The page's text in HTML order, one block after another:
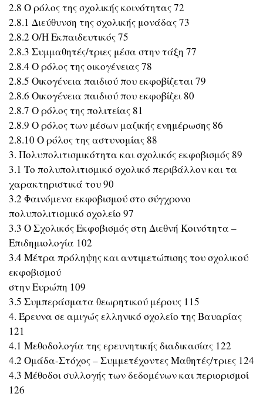
2.8 Ο ρόλος της σχολικής κοινότητας 72
2.8.1 Διεύθυνση της σχολικής μονάδας 73
2.8.2 Ο/Η Εκπαιδευτικός 75
2.8.3 Συμμαθητές/τριες μέσα στην τάξη 77
2.8.4 Ο ρόλος της οικογένειας 78
2.8.5 Οικογένεια παιδιού που εκφοβίζεται 79
2.8.6 Οικογένεια παιδιού που εκφοβίζει 80
2.8.7 Ο ρόλος της πολιτείας 81
2.8.9 Ο ρόλος των μέσων μαζικής ενημέρωσης 86
2.8.10 Ο ρόλος της αστυνομίας 88
3. Πολυπολιτισμικότητα και σχολικός εκφοβισμός 89
3.1 Το πολυπολιτισμικό σχολικό περιβάλλον και τα
χαρακτηριστικά του 90
3.2 Φαινόμενα εκφοβισμού στο σύγχρονο
πολυπολιτισμικό σχολείο 97
3.3 Ο Σχολικός Εκφοβισμός στη Διεθνή Κοινότητα –
Επιδημιολογία 102
3.4 Μέτρα πρόληψης και αντιμετώπισης του σχολικού
εκφοβισμού
στην Ευρώπη 109
3.5 Συμπεράσματα θεωρητικού μέρους 115
4. Έρευνα σε αμιγώς ελληνικό σχολείο της Βαυαρίας
121
4.1 Μεθοδολογία της ερευνητικής διαδικασίας 122
4.2 Ομάδα-Στόχος – Συμμετέχοντες Μαθητές/τριες 124
4.3 Μέθοδοι συλλογής των δεδομένων και περιορισμοί
126